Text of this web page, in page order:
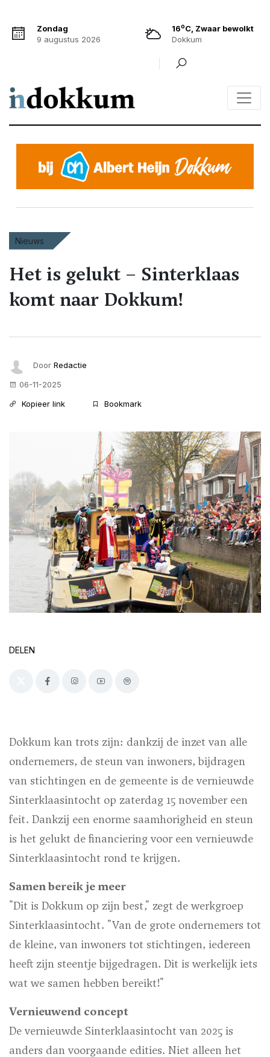
Zondag
9 augustus 2026
16oC, Zwaar bewolkt
Dokkum
Nieuws
Het is gelukt – Sinterklaas
komt naar Dokkum!
Door Redactie
06-11-2025
Kopieer link
Bookmark
DELEN
Dokkum kan trots zijn: dankzij de inzet van alle
ondernemers, de steun van inwoners, bijdragen
van stichtingen en de gemeente is de vernieuwde
Sinterklaasintocht op zaterdag 15 november een
feit. Dankzij een enorme saamhorigheid en steun
is het gelukt de financiering voor een vernieuwde
Sinterklaasintocht rond te krijgen.
Samen bereik je meer
"Dit is Dokkum op zijn best," zegt de werkgroep
Sinterklaasintocht. "Van de grote ondernemers tot
de kleine, van inwoners tot stichtingen, iedereen
heeft zijn steentje bijgedragen. Dit is werkelijk iets
wat we samen hebben bereikt!"
Vernieuwend concept
De vernieuwde Sinterklaasintocht van 2025 is
anders dan voorgaande edities. Niet alleen het